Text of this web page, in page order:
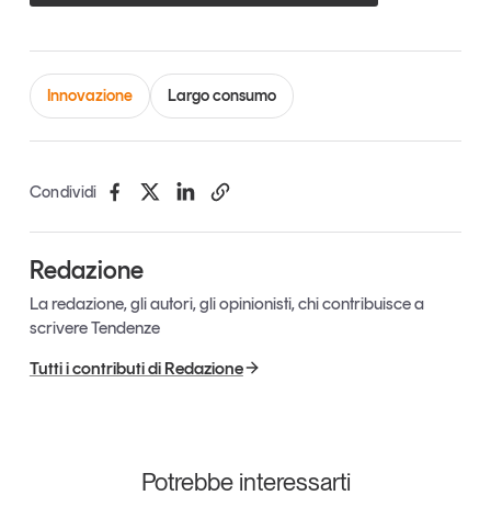
Un anno di
Tendenze2026
Leggi il magazine
Tendenze è il magazine di GS1 Italy che racconta in
modo indipendente il cambiamento e le sfide del largo
consumo e dell’economia a professionisti e
consumatori
Innovazione Largo consumo
Condividi
Redazione
La redazione, gli autori, gli opinionisti, chi contribuisce a
scrivere Tendenze
Tutti i contributi di Redazione
Potrebbe interessarti